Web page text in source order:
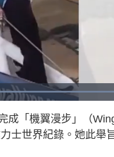
成「機翼漫步」（
士世界紀錄。她此舉